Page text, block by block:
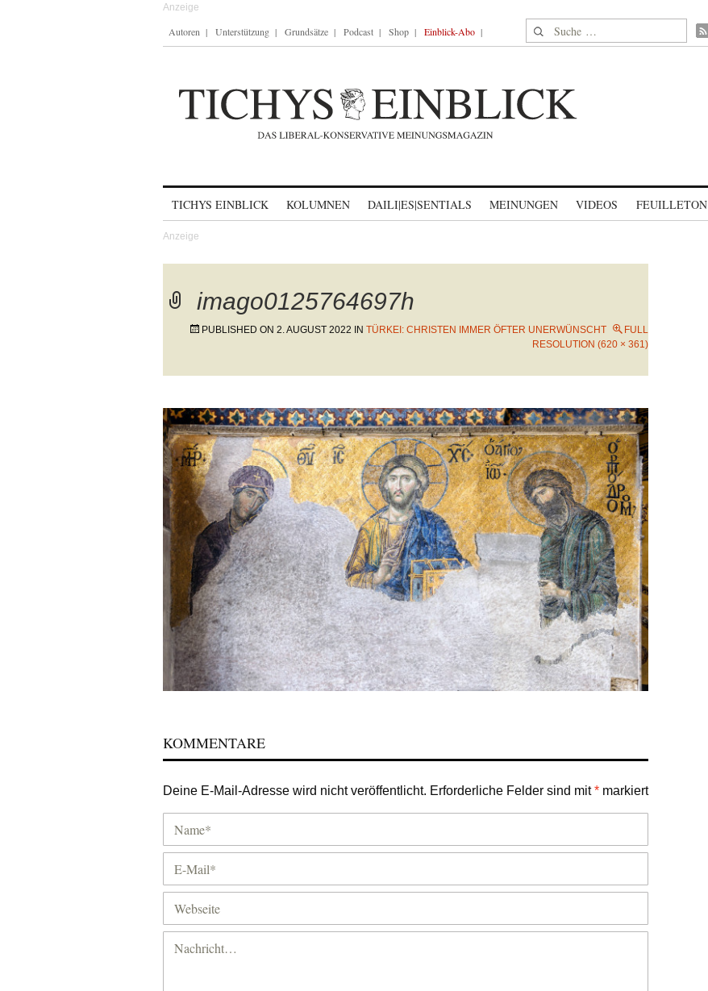
Autoren Unterstützung Grundsätze Podcast Shop Einblick-Abo Suche nach:
TICHYS EINBLICK KOLUMNEN DAILI|ES|SENTIALS MEINUNGEN VIDEOS FEUILLETON
imago0125764697h
PUBLISHED ON 2. AUGUST 2022 IN TÜRKEI: CHRISTEN IMMER ÖFTER UNERWÜNSCHT
FULL
RESOLUTION (620 × 361)
KOMMENTARE
Deine E-Mail-Adresse wird nicht veröffentlicht. Erforderliche Felder sind mit* markiert